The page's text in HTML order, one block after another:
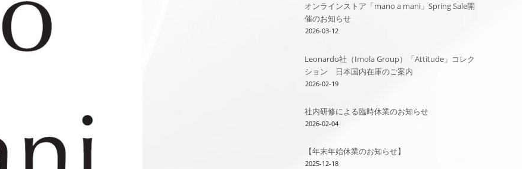
オンラインストア「mano a mani」Spring Sale開
催のお知らせ
2026-03-12
Leonardo社（Imola Group）「Attitude」コレク
ション 日本国内在庫のご案内
2026-02-19
社内研修による臨時休業のお知らせ
2026-02-04
【年末年始休業のお知らせ】
2025-12-18